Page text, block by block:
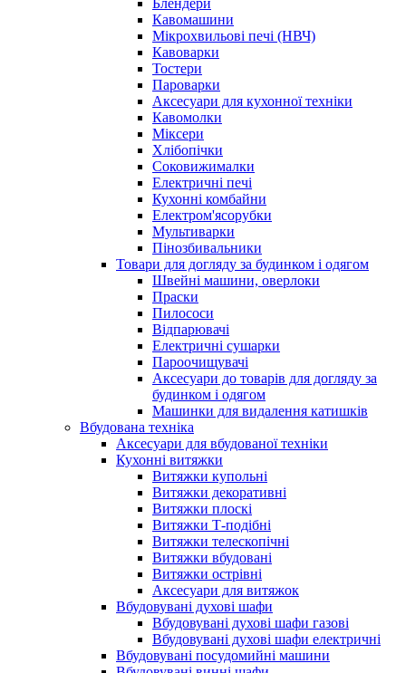
Блендери
Кавомашини
Мікрохвильові печі (НВЧ)
Кавоварки
Тостери
Пароварки
Аксесуари для кухонної техніки
Кавомолки
Міксери
Хлібопічки
Соковижималки
Електричні печі
Кухонні комбайни
Електром'ясорубки
Мультиварки
Пінозбивальники
Товари для догляду за будинком і одягом
Швейні машини, оверлоки
Праски
Пилососи
Відпарювачі
Електричні сушарки
Пароочищувачі
Аксесуари до товарів для догляду за
будинком і одягом
Машинки для видалення катишків
Вбудована техніка
Аксесуари для вбудованої техніки
Кухонні витяжки
Витяжки купольні
Витяжки декоративні
Витяжки плоскі
Витяжки Т-подібні
Витяжки телескопічні
Витяжки вбудовані
Витяжки острівні
Аксесуари для витяжок
Вбудовувані духові шафи
Вбудовувані духові шафи газові
Вбудовувані духові шафи електричні
Вбудовувані посудомийні машини